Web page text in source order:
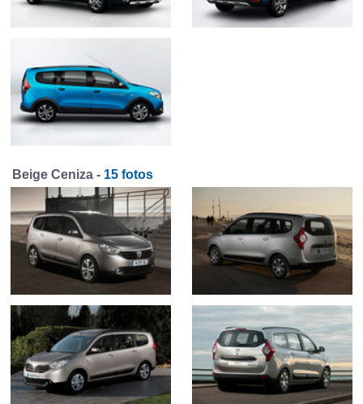
Beige Ceniza - 15 fotos